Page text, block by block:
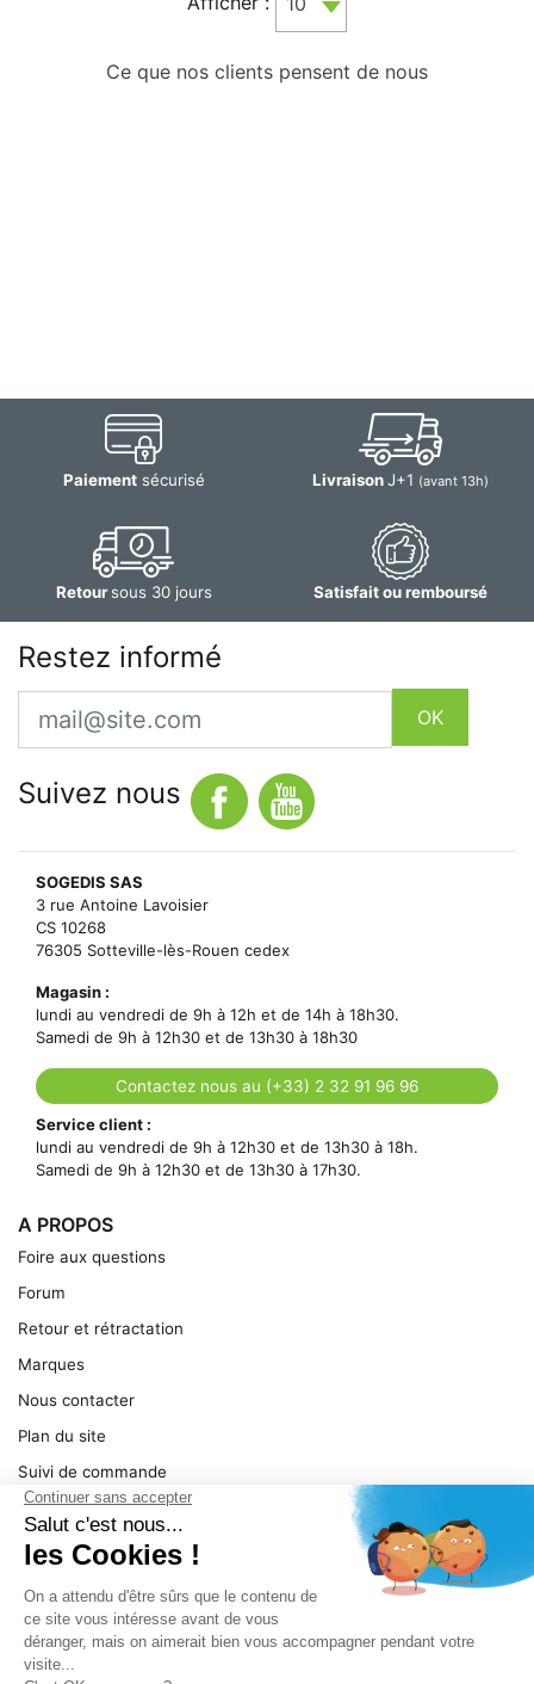
Ce que nos clients pensent de nous
Paiementsécurisé LivraisonJ+1 (avant 13h)
Retoursous 30 jours Satisfait ou remboursé
Restez informé
Email
OK
Suivez nous
SOGEDIS SAS
3 rue Antoine Lavoisier
CS 10268
76305 Sotteville-lès-Rouen cedex
Magasin :
lundi au vendredi de 9h à 12h et de 14h à 18h30.
Samedi de 9h à 12h30 et de 13h30 à 18h30
Contactez nous au (+33) 2 32 91 96 96
Service client :
lundi au vendredi de 9h à 12h30 et de 13h30 à 18h.
Samedi de 9h à 12h30 et de 13h30 à 17h30.
A PROPOS
Foire aux questions
Forum
Retour et rétractation
Marques
Nous contacter
Plan du site
Suivi de commande
Ma facture
Mentions légales
SERVICE
Pièces détachées